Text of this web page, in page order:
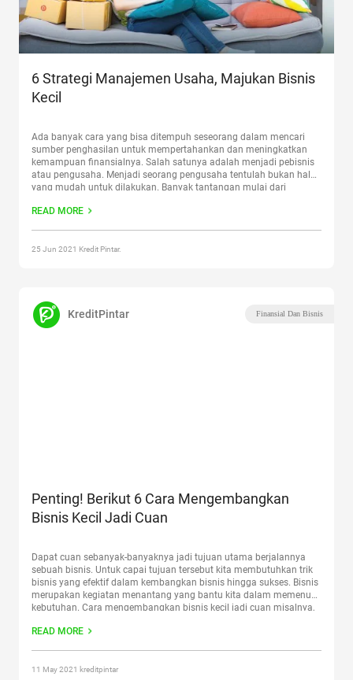
6 Strategi Manajemen Usaha, Majukan Bisnis
Kecil
Ada banyak cara yang bisa ditempuh seseorang dalam mencari
sumber penghasilan untuk mempertahankan dan meningkatkan
kemampuan finansialnya. Salah satunya adalah menjadi pebisnis
atau pengusaha. Menjadi seorang pengusaha tentulah bukan hal
yang mudah untuk dilakukan. Banyak tantangan mulai dari
pengusaha. Supaya bisnis yang tengah dirintis tidak
READ MORE
25 Jun 2021 Kredit Pintar.
KreditPintar Finansial Dan Bisnis
Penting! Berikut 6 Cara Mengembangkan
Bisnis Kecil Jadi Cuan
Dapat cuan sebanyak-banyaknya jadi tujuan utama berjalannya
sebuah bisnis. Untuk capai tujuan tersebut kita membutuhkan trik
bisnis yang efektif dalam kembangkan bisnis hingga sukses. Bisnis
merupakan kegiatan menantang yang bantu kita dalam memenuhi
kebutuhan. Cara mengembangkan bisnis kecil jadi cuan misalnya,
bentuk dari bisnis itu sendiri
READ MORE
11 May 2021 kreditpintar